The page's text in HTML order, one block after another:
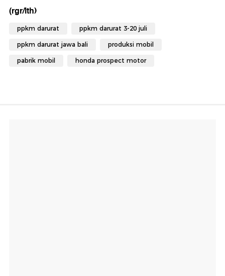
(rgr/lth)
ppkm darurat ppkm darurat 3-20 juli
ppkm darurat jawa bali produksi mobil
pabrik mobil honda prospect motor